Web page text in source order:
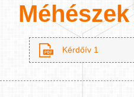
Kérdőív 1